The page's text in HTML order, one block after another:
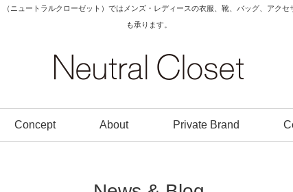
ニュートラルクローゼット）ではメンズ・レディースの衣服、靴、バッグ、アク
も承ります。
Concept About Private Brand